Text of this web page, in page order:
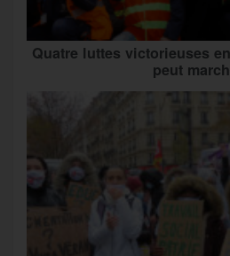
Quatre luttes victorieuses
peut